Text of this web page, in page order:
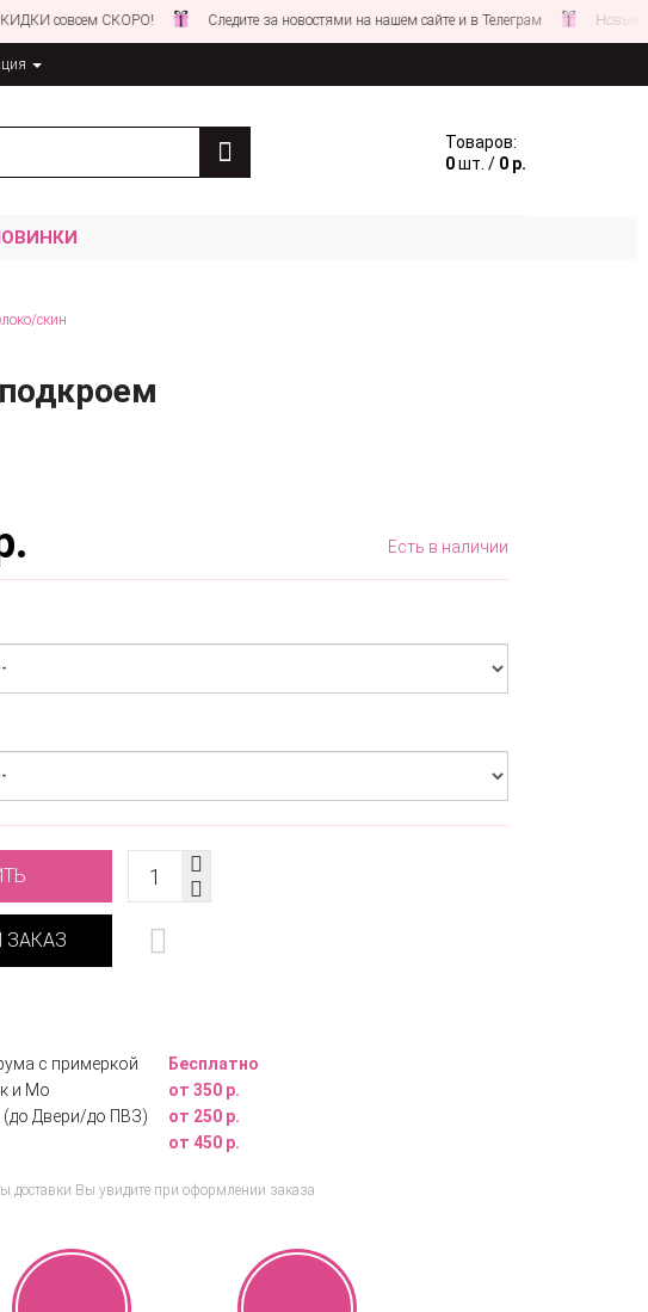
совсем СКОРО! Следите за новостями на нашем сайте и в Телеграм Новые
Товаров:
0шт. / 0 р.
скин
Есть в наличии
ЗАКАЗ
с примеркой
Бесплатно
и Мо
от 350 р.
Двери/до ПВЗ)
от 250 р.
от 450 р.
доставки Вы увидите при оформлении заказа